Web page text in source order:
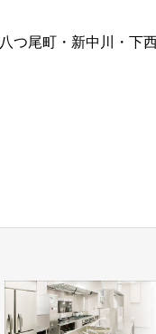
つ尾町・新中川・下